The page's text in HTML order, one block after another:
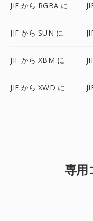
JIF から RGBA に
JIF から SUN に
JIF から XBM に
JIF から XWD に
専用